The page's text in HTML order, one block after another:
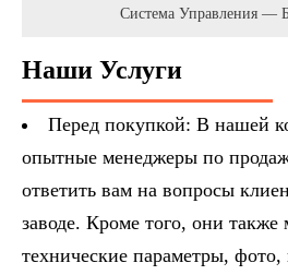
Система Управления —
Наши Услуги
Перед покупкой: В нашей
опытные менеджеры по
ответить вам на вопросы
заводе. Кроме того, они также
технические параметры, фото,